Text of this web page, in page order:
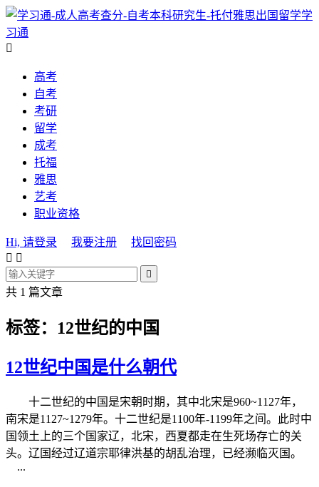
学
习通

高考
自考
考研
留学
成考
托福
雅思
艺考
职业资格
Hi, 请登录 我要注册
找回密码
 

共 1 篇文章
标签：12世纪的中国
12世纪中国是什么朝代
十二世纪的中国是宋朝时期，其中北宋是960~1127年，
南宋是1127~1279年。十二世纪是1100年-1199年之间。此时中
国领土上的三个国家辽，北宋，西夏都走在生死场存亡的关
头。辽国经过辽道宗耶律洪基的胡乱治理，已经濒临灭国。
...